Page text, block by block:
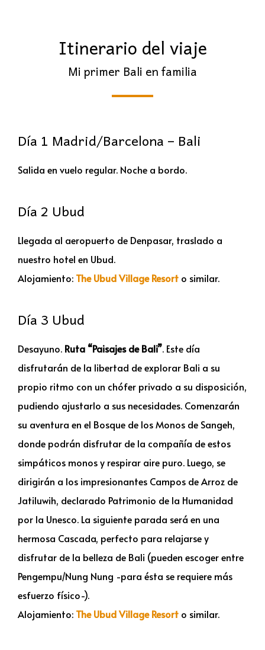
Itinerario del viaje
Mi primer Bali en familia
Día 1 Madrid/Barcelona – Bali
Salida en vuelo regular. Noche a bordo.
Día 2 Ubud
Llegada al aeropuerto de Denpasar, traslado a
nuestro hotel en Ubud.
Alojamiento: The Ubud Village Resort o similar.
Día 3 Ubud
Desayuno. Ruta “Paisajes de Bali”. Este día
disfrutarán de la libertad de explorar Bali a su
propio ritmo con un chófer privado a su disposición,
pudiendo ajustarlo a sus necesidades. Comenzarán
su aventura en el Bosque de los Monos de Sangeh,
donde podrán disfrutar de la compañía de estos
simpáticos monos y respirar aire puro. Luego, se
dirigirán a los impresionantes Campos de Arroz de
Jatiluwih, declarado Patrimonio de la Humanidad
por la Unesco. La siguiente parada será en una
hermosa Cascada, perfecto para relajarse y
disfrutar de la belleza de Bali (pueden escoger entre
Pengempu/Nung Nung -para ésta se requiere más
esfuerzo físico-).
Alojamiento: The Ubud Village Resort o similar.